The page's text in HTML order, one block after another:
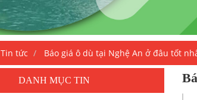
Tin tức Báo giá ô dù tại Nghệ An ở đâu tốt
DANH MỤC TIN